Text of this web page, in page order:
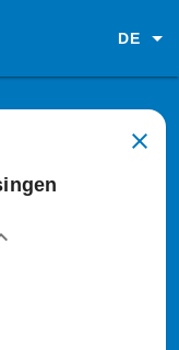
DE
close